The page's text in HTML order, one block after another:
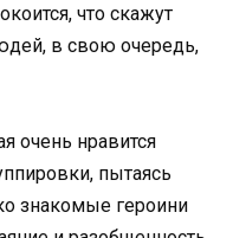
что скажут
в свою очередь,
очень нравится
пытаясь
знакомые героини